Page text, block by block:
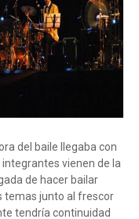
del baile llegaba con
vienen de la
de hacer bailar
temas junto al frescor
tendría continuidad